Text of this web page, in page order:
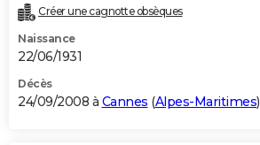
Créer une cagnotte obsèques
Naissance
22/06/1931
Décès
24/09/2008 à Cannes (Alpes-Maritimes)